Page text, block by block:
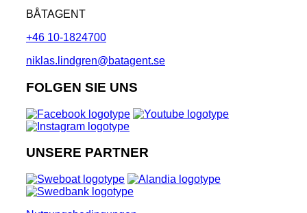
BÅTAGENT
+46 10-1824700
niklas.lindgren@batagent.se
FOLGEN SIE UNS
UNSERE PARTNER